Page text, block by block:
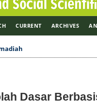
CURRENT ARCHIVES
Dasar